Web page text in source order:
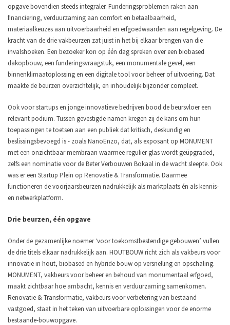
opgave bovendien steeds integraler. Funderingsproblemen raken aan
financiering, verduurzaming aan comfort en betaalbaarheid,
materiaalkeuzes aan uitvoerbaarheid en erfgoedwaarden aan regelgeving. De
kracht van de drie vakbeurzen zat juist in het bij elkaar brengen van die
invalshoeken. Een bezoeker kon op één dag spreken over een biobased
dakopbouw, een funderingsvraagstuk, een monumentale gevel, een
binnenklimaatoplossing en een digitale tool voor beheer of uitvoering. Dat
maakte de beurzen overzichtelijk, en inhoudelijk bijzonder compleet.
Ook voor startups en jonge innovatieve bedrijven bood de beursvloer een
relevant podium. Tussen gevestigde namen kregen zij de kans om hun
toepassingen te toetsen aan een publiek dat kritisch, deskundig en
beslissingsbevoegd is - zoals NanoEnzo, dat, als exposant op MONUMENT
met een onzichtbaar membraan waarmee regulier glas wordt geüpgraded,
zelfs een nominatie voor de Beter Verbouwen Bokaal in de wacht sleepte. Ook
was er een Startup Plein op Renovatie & Transformatie. Daarmee
functioneren de voorjaarsbeurzen nadrukkelijk als marktplaats én als kennis-
en netwerkplatform.
Drie beurzen, één opgave
Onder de gezamenlijke noemer ‘voor toekomstbestendige gebouwen’ vullen
de drie titels elkaar nadrukkelijk aan. HOUTBOUW richt zich als vakbeurs voor
innovatie in hout, biobased en hybride bouw op versnelling en opschaling.
MONUMENT, vakbeurs voor beheer en behoud van monumentaal erfgoed,
maakt zichtbaar hoe ambacht, kennis en verduurzaming samenkomen.
Renovatie & Transformatie, vakbeurs voor verbetering van bestaand
vastgoed, staat in het teken van uitvoerbare oplossingen voor de enorme
bestaande-bouwopgave.